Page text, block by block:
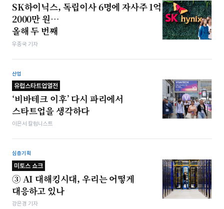
SK하이닉스, 독립이사 6명에 자사주 1억
2000만 원…
올해 두 번째
우종국 기자
산업
유럽스타트업열전
‘비바테크 이후’ 다시 파리에서
스타트업을 생각하다
이은서 칼럼니스트
심층기획
미토스 쇼크
③ AI 대해킹시대, 우리는 어떻게
대응하고 있나
강은경 기자